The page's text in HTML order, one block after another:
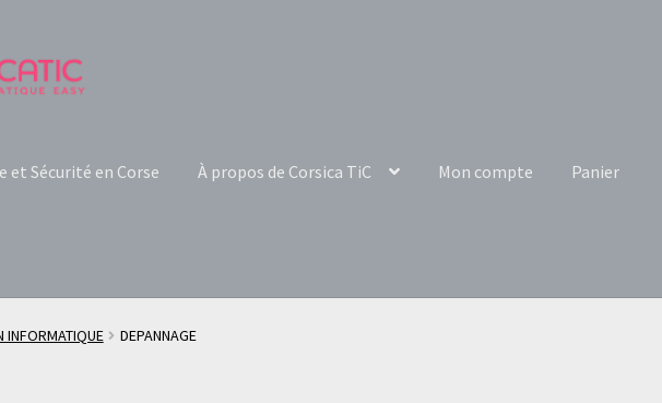
Sécurité en Corse À propos de Corsica TiC Mon compte Panier
INFORMATIQUE DEPANNAGE